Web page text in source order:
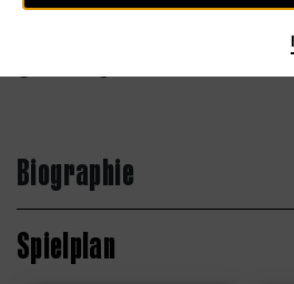
Biographie
Spielplan